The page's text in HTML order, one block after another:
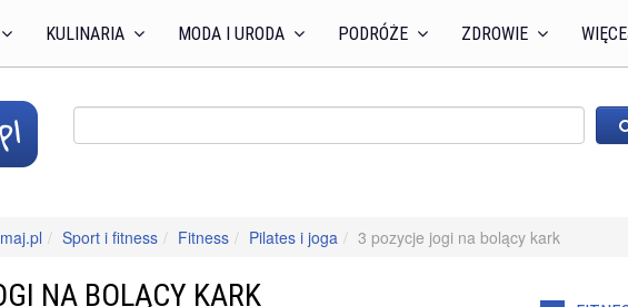
KULINARIA MODA I URODA PODRÓŻE ZDROWIE
Sport i fitness Fitness Pilates i joga 3 pozycje jogi na bolący kark
NA BOLĄCY KARK